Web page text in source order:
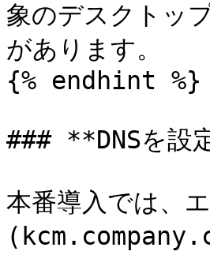
象のデスクトッ
があります。
{% endhint %}
### **DNSを設
本番導入では、